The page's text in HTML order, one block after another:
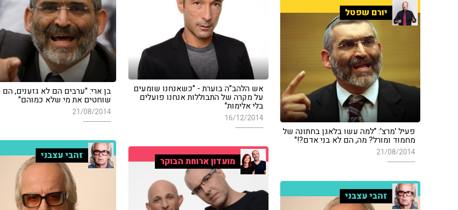
אש הלהב"ה בוערת - "כשאנחנו שומעים
על מקרה של התבוללות אנחנו פועלים
בלי אלימות"
16/12/2014
בן ארי: "ערבים הם לא גזענים, הם
שוחטים את מי שלא כמוהם"
21/08/2014
יורם שפטל
פעיל 'מרצ': "למה עשו בלאגן בחתונה של
מחמוד ומורל? מה, הם לא בני אדם?!"
21/08/2014 זהבי עצבני מועדון ארוחת הבוקר
זהבי עצבני